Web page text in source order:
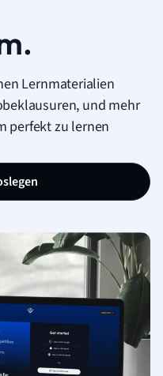
Lernmaterialien
und mehr
perfekt zu lernen